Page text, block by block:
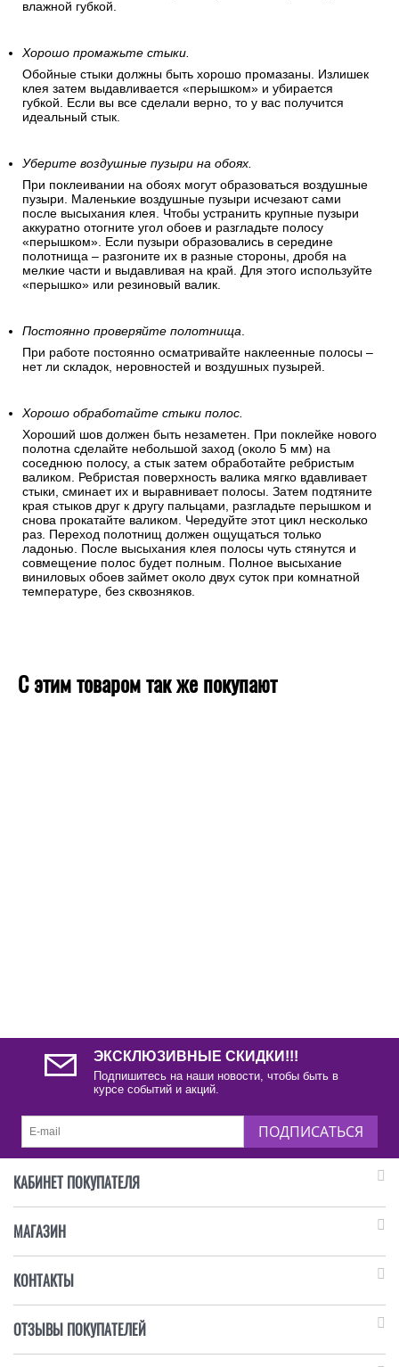
влажной губкой.
Хорошо промажьте стыки.
Обойные стыки должны быть хорошо промазаны. Излишек
клея затем выдавливается «перышком» и убирается
губкой. Если вы все сделали верно, то у вас получится
идеальный стык.
Уберите воздушные пузыри на обоях.
При поклеивании на обоях могут образоваться воздушные
пузыри. Маленькие воздушные пузыри исчезают сами
после высыхания клея. Чтобы устранить крупные пузыри
аккуратно отогните угол обоев и разгладьте полосу
«перышком». Если пузыри образовались в середине
полотнища – разгоните их в разные стороны, дробя на
мелкие части и выдавливая на край. Для этого используйте
«перышко» или резиновый валик.
Постоянно проверяйте полотнища.
При работе постоянно осматривайте наклеенные полосы –
нет ли складок, неровностей и воздушных пузырей.
Хорошо обработайте стыки полос.
Хороший шов должен быть незаметен. При поклейке нового
полотна сделайте небольшой заход (около 5 мм) на
соседнюю полосу, а стык затем обработайте ребристым
валиком. Ребристая поверхность валика мягко вдавливает
стыки, сминает их и выравнивает полосы. Затем подтяните
края стыков друг к другу пальцами, разгладьте перышком и
снова прокатайте валиком. Чередуйте этот цикл несколько
раз. Переход полотнищ должен ощущаться только
ладонью. После высыхания клея полосы чуть стянутся и
совмещение полос будет полным. Полное высыхание
виниловых обоев займет около двух суток при комнатной
температуре, без сквозняков.
С этим товаром так же покупают
ЭКСКЛЮЗИВНЫЕ СКИДКИ!!!
Подпишитесь на наши новости, чтобы быть в
курсе событий и акций.
ПОДПИСАТЬСЯ
КАБИНЕТ ПОКУПАТЕЛЯ
МАГАЗИН
КОНТАКТЫ
ОТЗЫВЫ ПОКУПАТЕЛЕЙ